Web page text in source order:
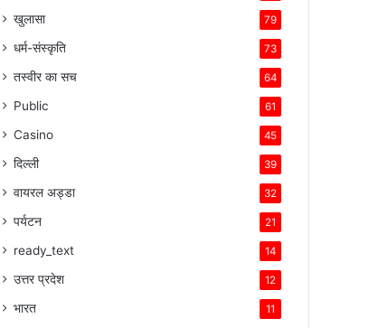
खुलासा 79
धर्म-संस्कृति 73
तस्वीर का सच 64
Public 61
Casino 45
दिल्ली 39
वायरल अड्डा 32
पर्यटन 21
ready_text 14
उत्तर प्रदेश 12
भारत 11